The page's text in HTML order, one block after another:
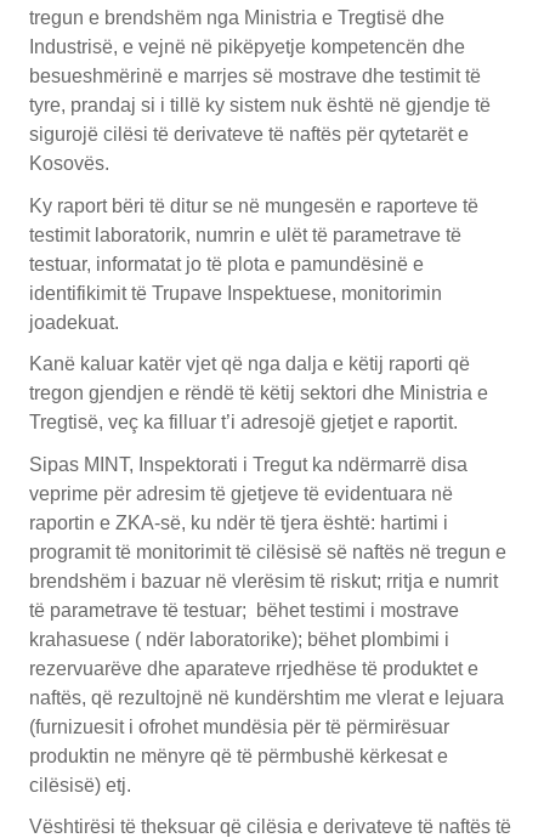
tregun e brendshëm nga Ministria e Tregtisë dhe
Industrisë, e vejnë në pikëpyetje kompetencën dhe
besueshmërinë e marrjes së mostrave dhe testimit të
tyre, prandaj si i tillë ky sistem nuk është në gjendje të
sigurojë cilësi të derivateve të naftës për qytetarët e
Kosovës.
Ky raport bëri të ditur se në mungesën e raporteve të
testimit laboratorik, numrin e ulët të parametrave të
testuar, informatat jo të plota e pamundësinë e
identifikimit të Trupave Inspektuese, monitorimin
joadekuat.
Kanë kaluar katër vjet që nga dalja e këtij raporti që
tregon gjendjen e rëndë të këtij sektori dhe Ministria e
Tregtisë, veç ka filluar t’i adresojë gjetjet e raportit.
Sipas MINT, Inspektorati i Tregut ka ndërmarrë disa
veprime për adresim të gjetjeve të evidentuara në
raportin e ZKA-së, ku ndër të tjera është: hartimi i
programit të monitorimit të cilësisë së naftës në tregun e
brendshëm i bazuar në vlerësim të riskut; rritja e numrit
të parametrave të testuar; bëhet testimi i mostrave
krahasuese ( ndër laboratorike); bëhet plombimi i
rezervuarëve dhe aparateve rrjedhëse të produktet e
naftës, që rezultojnë në kundërshtim me vlerat e lejuara
(furnizuesit i ofrohet mundësia për të përmirësuar
produktin ne mënyre që të përmbushë kërkesat e
cilësisë) etj.
Vështirësi të theksuar që cilësia e derivateve të naftës të